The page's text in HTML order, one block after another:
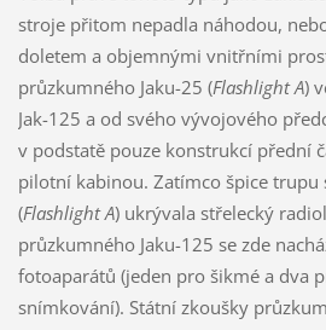
stroje přitom nepadla náhodou,
doletem a objemnými vnitřními
průzkumného Jaku-25 (Flashlight A)
Jak-125 a od svého vývojového
v podstatě pouze konstrukcí přední
pilotní kabinou. Zatímco špice trupu
(Flashlight A) ukrývala střelecký
průzkumného Jaku-125 se zde
fotoaparátů (jeden pro šikmé a dva
snímkování). Státní zkoušky